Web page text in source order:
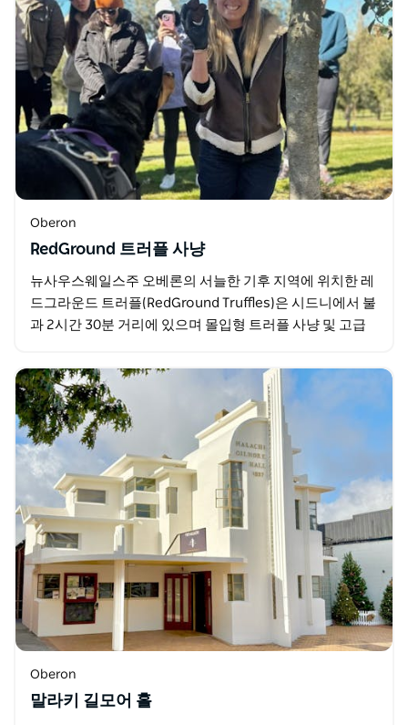
Oberon
RedGround 트러플 사냥
뉴사우스웨일스주 오베론의 서늘한 기후 지역에 위치한 레
드그라운드 트러플(RedGround Truffles)은 시드니에서 불
과 2시간 30분 거리에 있으며 몰입형 트러플 사냥 및 고급
Oberon
말라키 길모어 홀